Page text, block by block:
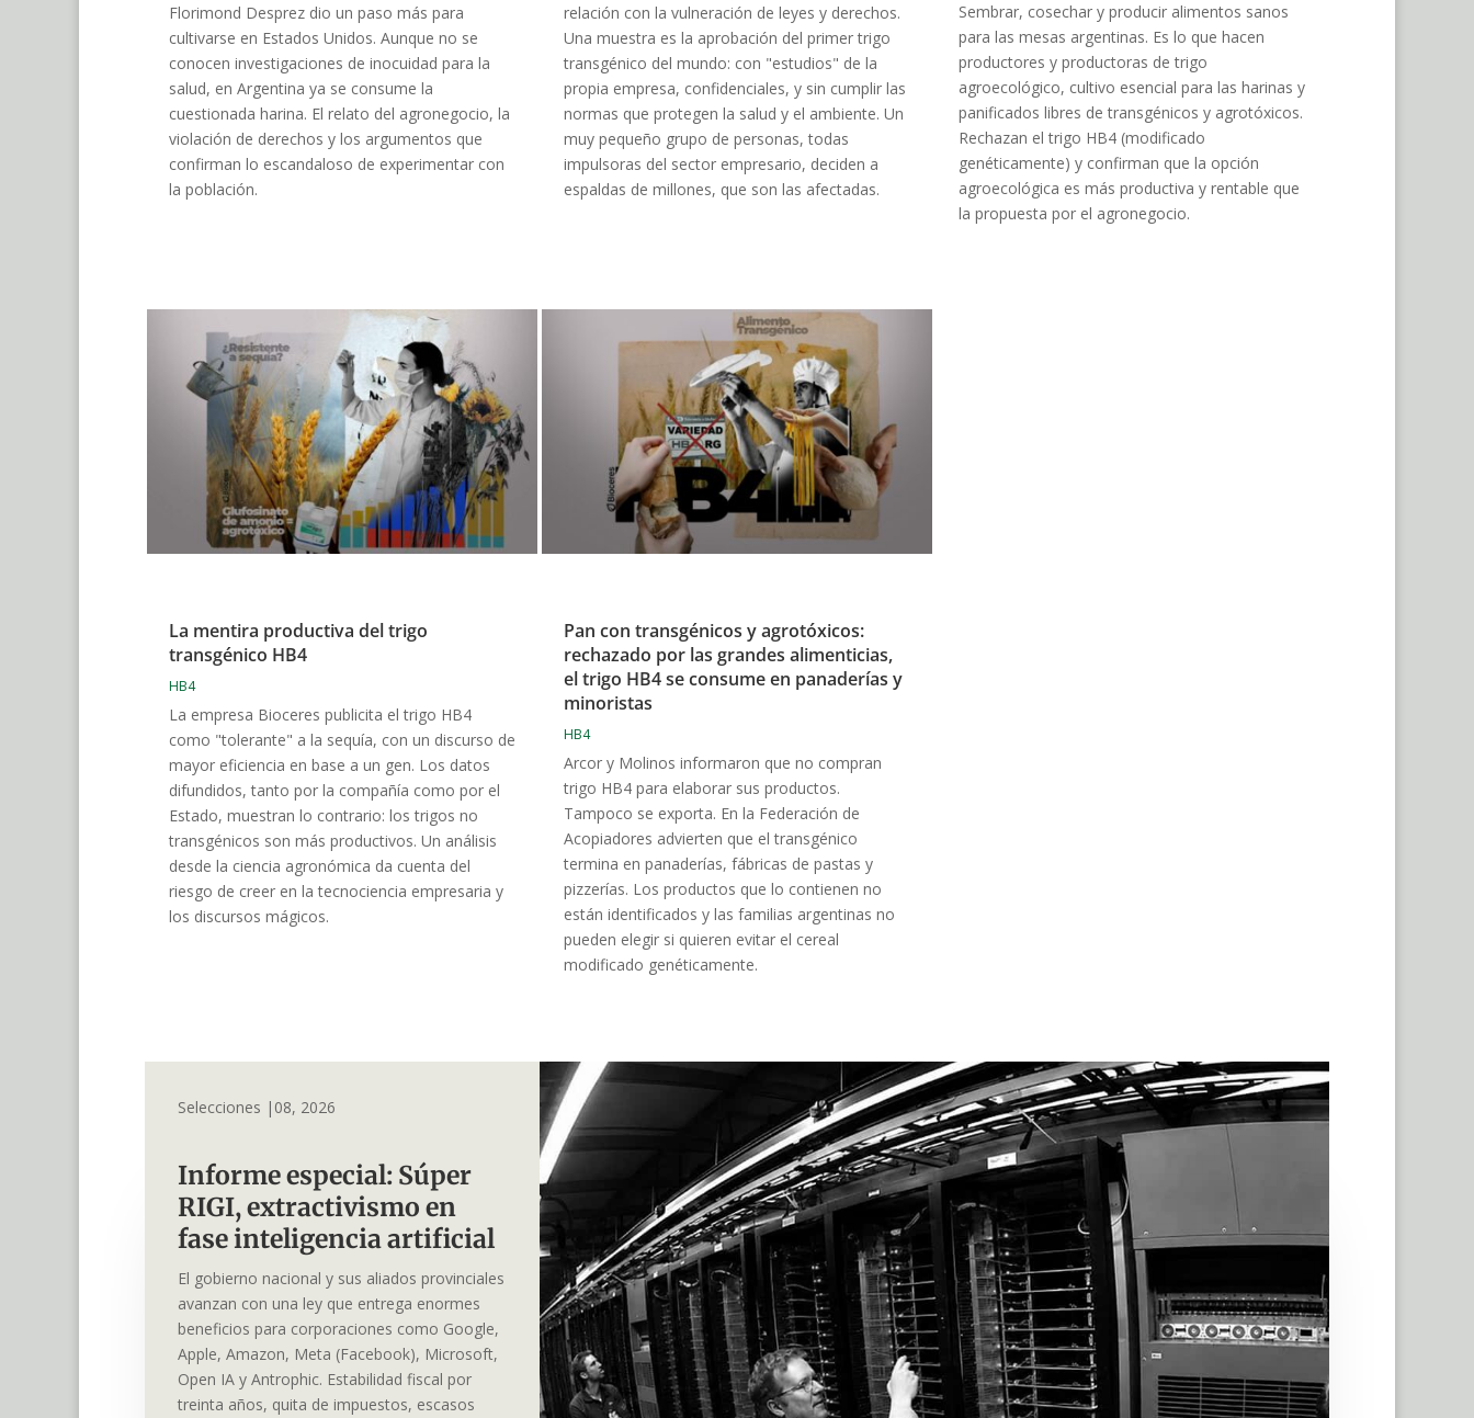
Florimond Desprez dio un paso más para
cultivarse en Estados Unidos. Aunque no se
conocen investigaciones de inocuidad para la
salud, en Argentina ya se consume la
cuestionada harina. El relato del agronegocio, la
violación de derechos y los argumentos que
confirman lo escandaloso de experimentar con
la población.
relación con la vulneración de leyes y derechos.
Una muestra es la aprobación del primer trigo
transgénico del mundo: con "estudios" de la
propia empresa, confidenciales, y sin cumplir las
normas que protegen la salud y el ambiente. Un
muy pequeño grupo de personas, todas
impulsoras del sector empresario, deciden a
espaldas de millones, que son las afectadas.
Sembrar, cosechar y producir alimentos sanos
para las mesas argentinas. Es lo que hacen
productores y productoras de trigo
agroecológico, cultivo esencial para las harinas y
panificados libres de transgénicos y agrotóxicos.
Rechazan el trigo HB4 (modificado
genéticamente) y confirman que la opción
agroecológica es más productiva y rentable que
la propuesta por el agronegocio.
La mentira productiva del trigo
transgénico HB4
HB4
La empresa Bioceres publicita el trigo HB4
como "tolerante" a la sequía, con un discurso de
mayor eficiencia en base a un gen. Los datos
difundidos, tanto por la compañía como por el
Estado, muestran lo contrario: los trigos no
transgénicos son más productivos. Un análisis
desde la ciencia agronómica da cuenta del
riesgo de creer en la tecnociencia empresaria y
los discursos mágicos.
Pan con transgénicos y agrotóxicos:
rechazado por las grandes alimenticias,
el trigo HB4 se consume en panaderías y
minoristas
HB4
Arcor y Molinos informaron que no compran
trigo HB4 para elaborar sus productos.
Tampoco se exporta. En la Federación de
Acopiadores advierten que el transgénico
termina en panaderías, fábricas de pastas y
pizzerías. Los productos que lo contienen no
están identificados y las familias argentinas no
pueden elegir si quieren evitar el cereal
modificado genéticamente.
Selecciones |08, 2026
Informe especial: Súper
RIGI, extractivismo en
fase inteligencia artificial
El gobierno nacional y sus aliados provinciales
avanzan con una ley que entrega enormes
beneficios para corporaciones como Google,
Apple, Amazon, Meta (Facebook), Microsoft,
Open IA y Antrophic. Estabilidad fiscal por
treinta años, quita de impuestos, escasos